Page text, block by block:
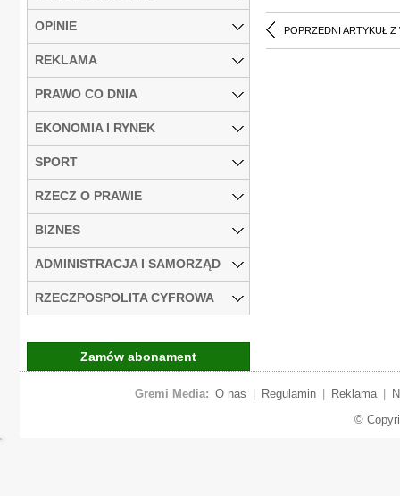
POPRZEDNI ARTYKUŁ Z
OPINIE
REKLAMA
PRAWO CO DNIA
EKONOMIA I RYNEK
SPORT
RZECZ O PRAWIE
BIZNES
ADMINISTRACJA I SAMORZĄD
RZECZPOSPOLITA CYFROWA
Zamów abonament
Gremi Media: O nas Regulamin Reklama
©